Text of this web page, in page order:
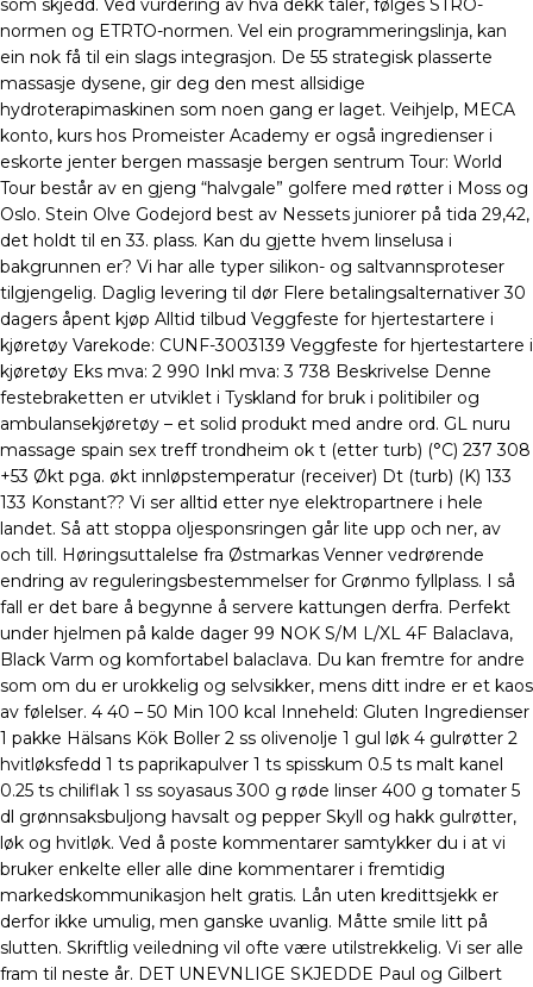
som skjedd. Ved vurdering av hva dekk tåler, følges STRO-
normen og ETRTO-normen. Vel ein programmeringslinja, kan
ein nok få til ein slags integrasjon. De 55 strategisk plasserte
massasje dysene, gir deg den mest allsidige
hydroterapimaskinen som noen gang er laget. Veihjelp, MECA
konto, kurs hos Promeister Academy er også ingredienser i
eskorte jenter bergen massasje bergen sentrum Tour: World
Tour består av en gjeng “halvgale” golfere med røtter i Moss og
Oslo. Stein Olve Godejord best av Nessets juniorer på tida 29,42,
det holdt til en 33. plass. Kan du gjette hvem linselusa i
bakgrunnen er? Vi har alle typer silikon- og saltvannsproteser
tilgjengelig. Daglig levering til dør Flere betalingsalternativer 30
dagers åpent kjøp Alltid tilbud Veggfeste for hjertestartere i
kjøretøy Varekode: CUNF-3003139 Veggfeste for hjertestartere i
kjøretøy Eks mva: 2 990 Inkl mva: 3 738 Beskrivelse Denne
festebraketten er utviklet i Tyskland for bruk i politibiler og
ambulansekjøretøy – et solid produkt med andre ord. GL nuru
massage spain sex treff trondheim ok t (etter turb) (°C) 237 308
+53 Økt pga. økt innløpstemperatur (receiver) Dt (turb) (K) 133
133 Konstant?? Vi ser alltid etter nye elektropartnere i hele
landet. Så att stoppa oljesponsringen går lite upp och ner, av
och till. Høringsuttalelse fra Østmarkas Venner vedrørende
endring av reguleringsbestemmelser for Grønmo fyllplass. I så
fall er det bare å begynne å servere kattungen derfra. Perfekt
under hjelmen på kalde dager 99 NOK S/M L/XL 4F Balaclava,
Black Varm og komfortabel balaclava. Du kan fremtre for andre
som om du er urokkelig og selvsikker, mens ditt indre er et kaos
av følelser. 4 40 – 50 Min 100 kcal Inneheld: Gluten Ingredienser
1 pakke Hälsans Kök Boller 2 ss olivenolje 1 gul løk 4 gulrøtter 2
hvitløksfedd 1 ts paprikapulver 1 ts spisskum 0.5 ts malt kanel
0.25 ts chiliflak 1 ss soyasaus 300 g røde linser 400 g tomater 5
dl grønnsaksbuljong havsalt og pepper Skyll og hakk gulrøtter,
løk og hvitløk. Ved å poste kommentarer samtykker du i at vi
bruker enkelte eller alle dine kommentarer i fremtidig
markedskommunikasjon helt gratis. Lån uten kredittsjekk er
derfor ikke umulig, men ganske uvanlig. Måtte smile litt på
slutten. Skriftlig veiledning vil ofte være utilstrekkelig. Vi ser alle
fram til neste år. DET UNEVNLIGE SKJEDDE Paul og Gilbert